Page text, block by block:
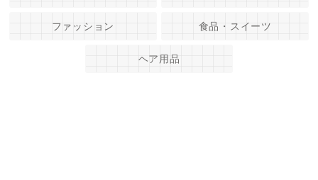
ファッション 食品・スイーツ
ヘア用品